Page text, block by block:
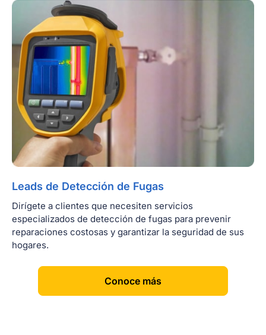
Leads de Detección de Fugas
Dirígete a clientes que necesiten servicios
especializados de detección de fugas para prevenir
reparaciones costosas y garantizar la seguridad de sus
hogares.
[
Conoce más]